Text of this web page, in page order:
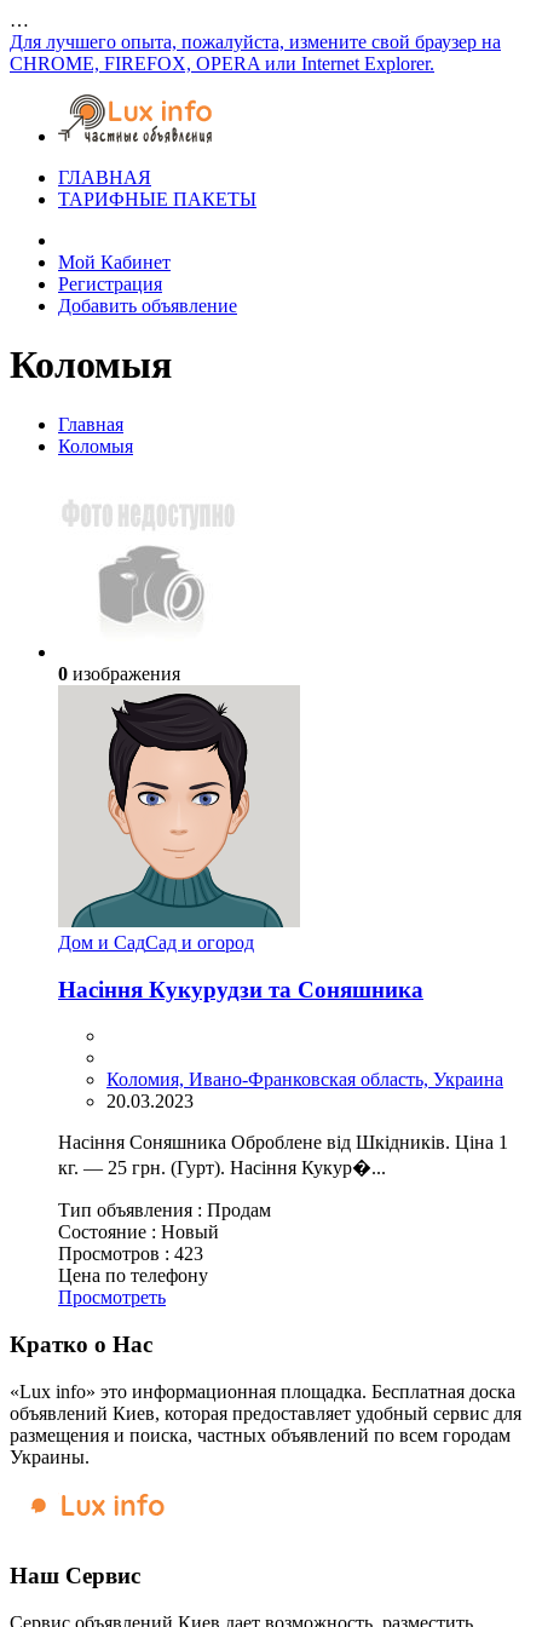
…
Для лучшего опыта, пожалуйста, измените свой браузер на
CHROME, FIREFOX, OPERA или Internet Explorer.
ГЛАВНАЯ
ТАРИФНЫЕ ПАКЕТЫ
Мой Кабинет
Регистрация
Добавить объявление
Коломыя
Главная
Коломыя
0 изображения
Дом и СадСад и огород
Насіння Кукурудзи та Соняшника
Коломия, Ивано-Франковская область, Украина
20.03.2023
Насіння Соняшника Оброблене від Шкідників. Ціна 1
кг. — 25 грн. (Гурт). Насіння Кукур�...
Тип объявления : Продам
Состояние : Новый
Просмотров : 423
Цена по телефону
Просмотреть
Кратко о Нас
«Lux info» это информационная площадка. Бесплатная доска
объявлений Киев, которая предоставляет удобный сервис для
размещения и поиска, частных объявлений по всем городам
Украины.
Наш Сервис